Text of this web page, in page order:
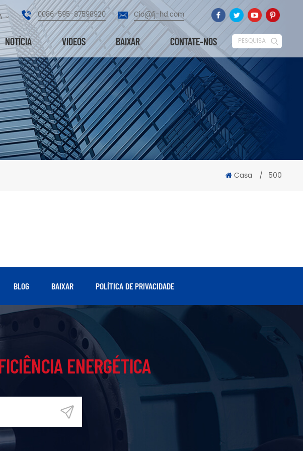
0086-595-87598920 Cio@fj-hd.com
NOTÍCIA VIDEOS BAIXAR CONTATE-NOS PESQUISA
Casa / 500
BLOG BAIXAR POLÍTICA DE PRIVACIDADE
ENERGÉTICA